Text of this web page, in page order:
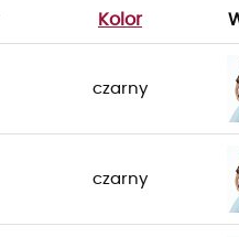
Kolor
czarny
czarny